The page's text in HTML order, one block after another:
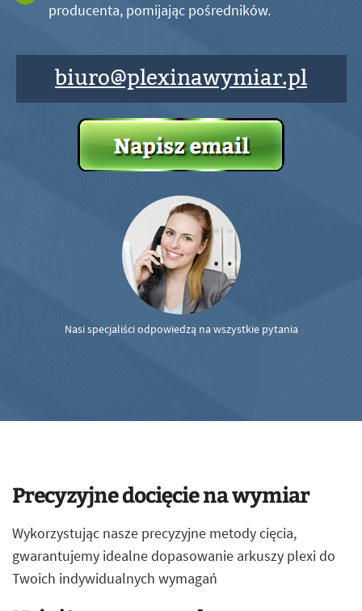
producenta, pomijając pośredników.
biuro@plexinawymiar.pl
Nasi specjaliści odpowiedzą na wszystkie pytania
Precyzyjne docięcie na wymiar
Wykorzystując nasze precyzyjne metody cięcia,
gwarantujemy idealne dopasowanie arkuszy plexi do
Twoich indywidualnych wymagań